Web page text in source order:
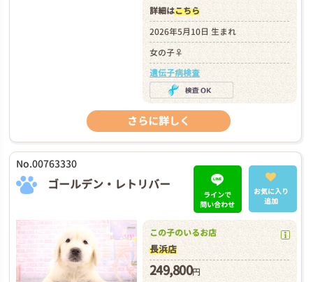
詳細はこちら
2026年5月10日 生まれ
女の子♀
遺伝子病検査
さらに詳しく
No.00763330
ゴールデン・レトリバー
ラインで
問い合わせ
お気に入り
追加
この子のいるお店
長浜店
249,800円